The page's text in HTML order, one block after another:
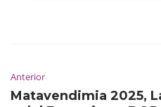
Anterior
Matavendimia 2025,